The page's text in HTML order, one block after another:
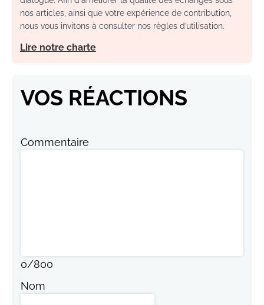
nos articles, ainsi que votre expérience de contribution,
nous vous invitons à consulter nos règles d’utilisation.
Lire notre charte
VOS RÉACTIONS
Commentaire
0/800
Nom